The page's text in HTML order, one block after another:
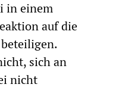
in einem
auf die
sich an
nicht